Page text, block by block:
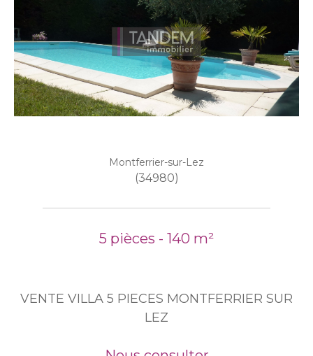
Montferrier-sur-Lez
(34980)
5 pièces - 140 m²
VENTE VILLA 5 PIECES MONTFERRIER SUR
LEZ